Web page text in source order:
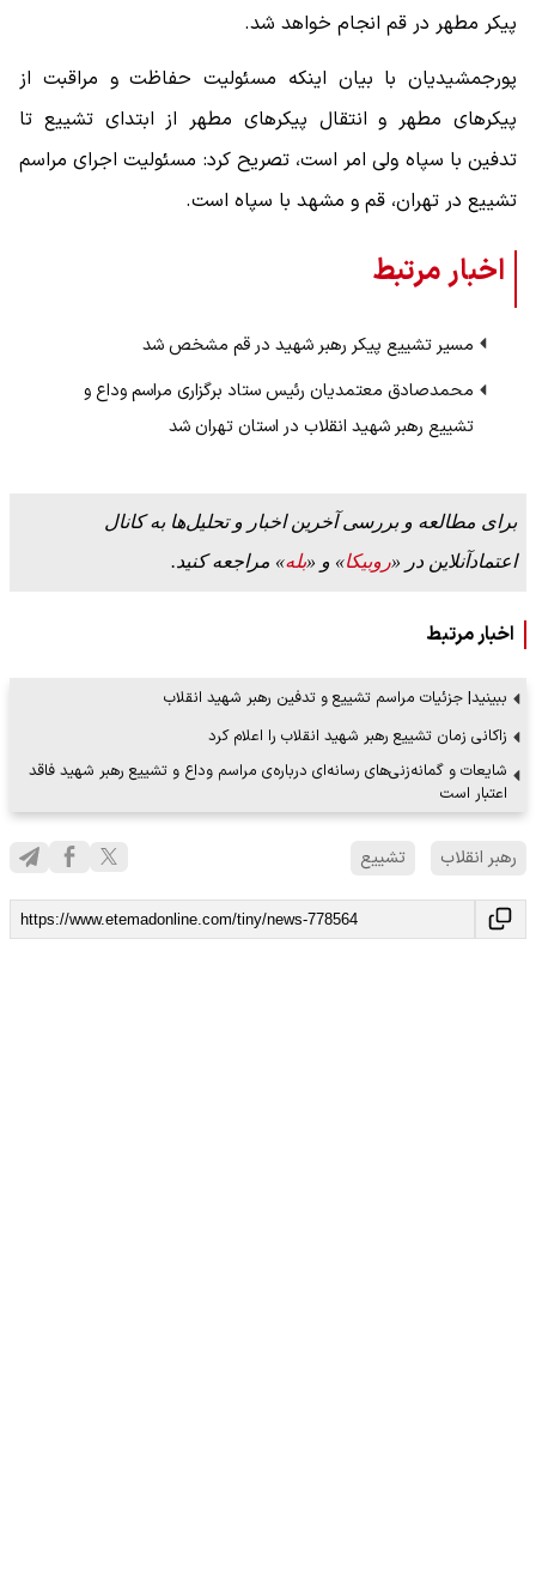
پیکر مطهر در قم انجام خواهد شد.
پورجمشیدیان با بیان اینکه مسئولیت حفاظت و مراقبت از
پیکرهای مطهر و انتقال پیکرهای مطهر از ابتدای تشییع تا
تدفین با سپاه ولی امر است، تصریح کرد: مسئولیت اجرای مراسم
تشییع در تهران، قم و مشهد با سپاه است.
اخبار مرتبط
مسیر تشییع پیکر رهبر شهید در قم مشخص شد
محمدصادق معتمدیان رئیس ستاد برگزاری مراسم وداع و
تشییع رهبر شهید انقلاب در استان تهران شد
برای مطالعه و بررسی آخرین اخبار و تحلیل‌ها به کانال
اعتمادآنلاین در «روبیکا» و «بله» مراجعه کنید.
اخبار مرتبط
ببینید| جزئیات مراسم تشییع و تدفین رهبر شهید انقلاب
زاکانی زمان تشییع رهبر شهید انقلاب را اعلام کرد
شایعات و گمانه‌زنی‌های رسانه‌ای درباره‌ی مراسم وداع و تشییع رهبر شهید فاقد
اعتبار است
رهبر انقلاب تشییع